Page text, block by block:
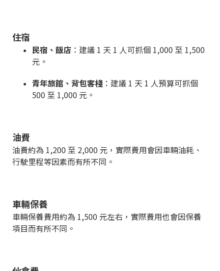
住宿
民宿、飯店 ：建議 1 天 1 人可抓個 1,000 至 1,500
元。
青年旅館、背包客棧：建議 1 天 1 人預算可抓個
500 至 1,000 元。
油費
油費約為 1,200 至 2,000 元，實際費用會因車輛油耗、
行駛里程等因素而有所不同。
車輛保養
車輛保養費用約為 1,500 元左右，實際費用也會因保養
項目而有所不同。